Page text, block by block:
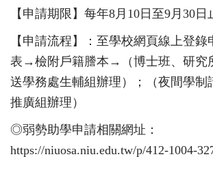
【申請期限】每年8月10日至9月30日
【申請流程】：至學校網頁線上登
表→檢附戶籍謄本→（博士班、研究
送學務處生輔組辦理）；（夜間學制
推廣組辦理）
◎弱勢助學申請相關網址：
https://niuosa.niu.edu.tw/p/412-1004-